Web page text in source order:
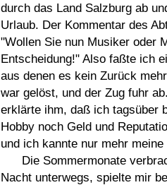
durch das Land Salzburg ab
Urlaub. Der Kommentar des
"Wollen Sie nun Musiker oder
Entscheidung!" Also faßte ich
aus denen es kein Zurück
war gelöst, und der Zug fuhr
erklärte ihm, daß ich tagsüber
Hobby noch Geld und
und ich kannte nur mehr
Die Sommermonate
Nacht unterwegs, spielte mir